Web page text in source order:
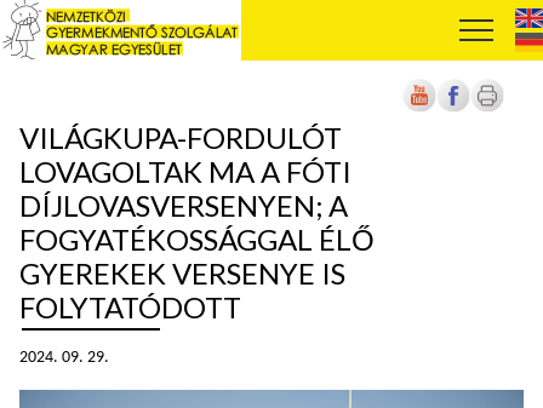
VILÁGKUPA-FORDULÓT
LOVAGOLTAK MA A FÓTI
DÍJLOVASVERSENYEN; A
FOGYATÉKOSSÁGGAL ÉLŐ
GYEREKEK VERSENYE IS
FOLYTATÓDOTT
2024. 09. 29.